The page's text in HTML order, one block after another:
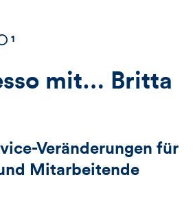
der
1
mit… Britta
Veränderungen für
Mitarbeitende